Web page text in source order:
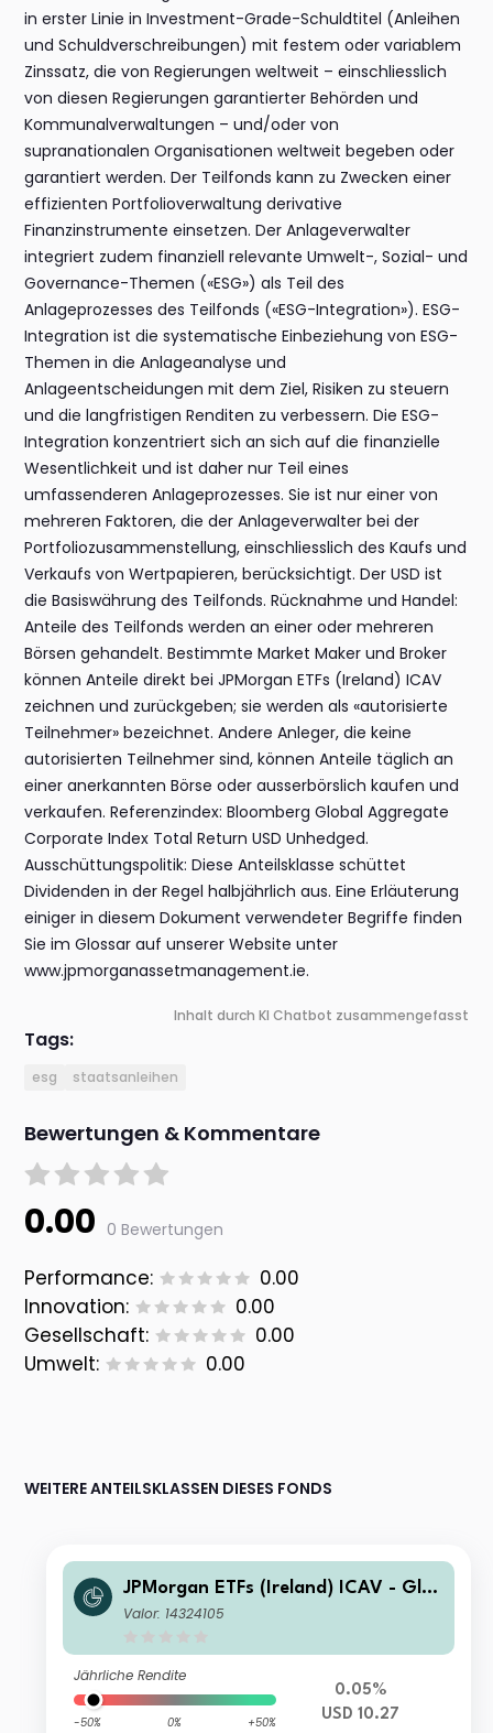
in erster Linie in Investment-Grade-Schuldtitel (Anleihen
und Schuldverschreibungen) mit festem oder variablem
Zinssatz, die von Regierungen weltweit – einschliesslich
von diesen Regierungen garantierter Behörden und
Kommunalverwaltungen – und/oder von
supranationalen Organisationen weltweit begeben oder
garantiert werden. Der Teilfonds kann zu Zwecken einer
effizienten Portfolioverwaltung derivative
Finanzinstrumente einsetzen. Der Anlageverwalter
integriert zudem finanziell relevante Umwelt-, Sozial- und
Governance-Themen («ESG») als Teil des
Anlageprozesses des Teilfonds («ESG-Integration»). ESG-
Integration ist die systematische Einbeziehung von ESG-
Themen in die Anlageanalyse und
Anlageentscheidungen mit dem Ziel, Risiken zu steuern
und die langfristigen Renditen zu verbessern. Die ESG-
Integration konzentriert sich an sich auf die finanzielle
Wesentlichkeit und ist daher nur Teil eines
umfassenderen Anlageprozesses. Sie ist nur einer von
mehreren Faktoren, die der Anlageverwalter bei der
Portfoliozusammenstellung, einschliesslich des Kaufs und
Verkaufs von Wertpapieren, berücksichtigt. Der USD ist
die Basiswährung des Teilfonds. Rücknahme und Handel:
Anteile des Teilfonds werden an einer oder mehreren
Börsen gehandelt. Bestimmte Market Maker und Broker
können Anteile direkt bei JPMorgan ETFs (Ireland) ICAV
zeichnen und zurückgeben; sie werden als «autorisierte
Teilnehmer» bezeichnet. Andere Anleger, die keine
autorisierten Teilnehmer sind, können Anteile täglich an
einer anerkannten Börse oder ausserbörslich kaufen und
verkaufen. Referenzindex: Bloomberg Global Aggregate
Corporate Index Total Return USD Unhedged.
Ausschüttungspolitik: Diese Anteilsklasse schüttet
Dividenden in der Regel halbjährlich aus. Eine Erläuterung
einiger in diesem Dokument verwendeter Begriffe finden
Sie im Glossar auf unserer Website unter
www.jpmorganassetmanagement.ie.
Inhalt durch KI Chatbot zusammengefasst
Tags:
esg staatsanleihen
Bewertungen & Kommentare
0.00 0 Bewertungen
Performance:
0.00
Innovation:
0.00
Gesellschaft:
0.00
Umwelt:
0.00
WEITERE ANTEILSKLASSEN DIESES FONDS
JPMorgan ETFs (Ireland) ICAV - Glo
bal Government Bond Active UCITS
Valor: 14324105
Jährliche Rendite
-50% 0% +50%
0.05%
USD 10.27